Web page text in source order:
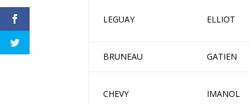
LEGUAY ELLIOT
BRUNEAU GATIEN
CHEVY IMANOL